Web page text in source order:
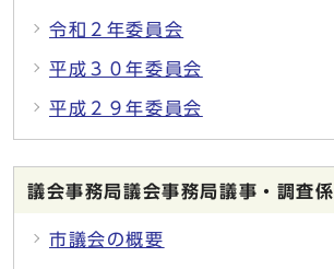
令和２年委員会
平成３０年委員会
平成２９年委員会
議会事務局議会事務局議事・調査係
市議会の概要